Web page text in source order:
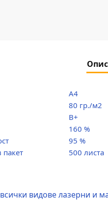
А4
80 гр./м2
B+
160 %
95 %
пакет
500 листа
видове лазерни и